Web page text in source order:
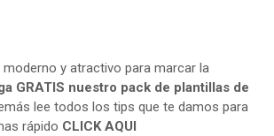
moderno y atractivo para marcar la
GRATIS nuestro pack de plantillas de
lee todos los tips que te damos para
rápido CLICK AQUI